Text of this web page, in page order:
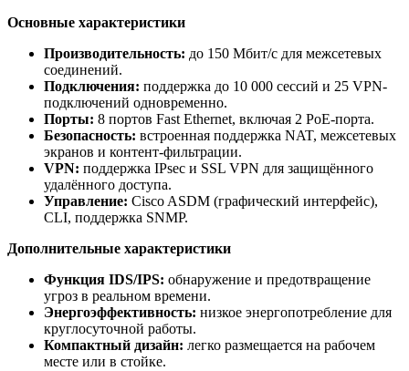
Основные характеристики
Производительность: до 150 Мбит/с для межсетевых
соединений.
Подключения: поддержка до 10 000 сессий и 25 VPN-
подключений одновременно.
Порты: 8 портов Fast Ethernet, включая 2 PoE-порта.
Безопасность: встроенная поддержка NAT, межсетевых
экранов и контент-фильтрации.
VPN: поддержка IPsec и SSL VPN для защищённого
удалённого доступа.
Управление: Cisco ASDM (графический интерфейс),
CLI, поддержка SNMP.
Дополнительные характеристики
Функция IDS/IPS: обнаружение и предотвращение
угроз в реальном времени.
Энергоэффективность: низкое энергопотребление для
круглосуточной работы.
Компактный дизайн: легко размещается на рабочем
месте или в стойке.